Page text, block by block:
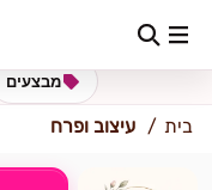
כתובת למשלוח הזינו
מבצעים
בית עיצוב ופרח